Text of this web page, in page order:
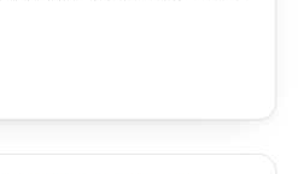
tersedia dalam
dari seri Neo 1 untuk
tingkat lanjutan